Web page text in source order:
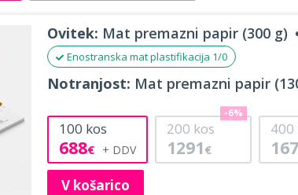
Ovitek: Mat premazni papir (300 g)
Enostranska mat plastifikacija 1/0
Notranjost: Mat premazni papir
100 kos
688€
200 kos
1291 €
-6%
400
V košarico